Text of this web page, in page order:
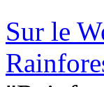
Sur le